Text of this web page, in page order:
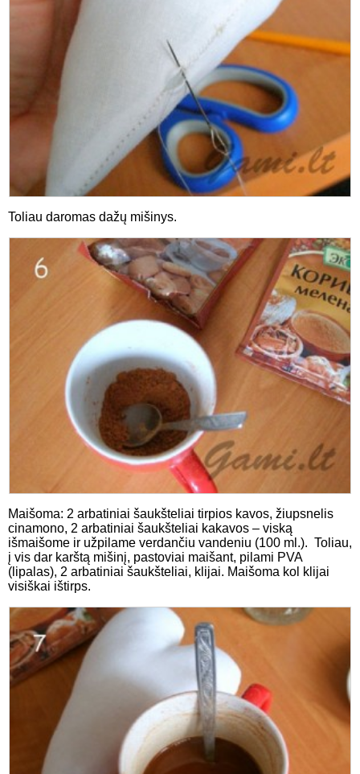
Toliau daromas dažų mišinys.
Maišoma: 2 arbatiniai šaukšteliai tirpios kavos, žiupsnelis
cinamono, 2 arbatiniai šaukšteliai kakavos – viską
išmaišome ir užpilame verdančiu vandeniu (100 ml.). Toliau,
į vis dar karštą mišinį, pastoviai maišant, pilami PVA
(lipalas), 2 arbatiniai šaukšteliai, klijai. Maišoma kol klijai
visiškai ištirps.